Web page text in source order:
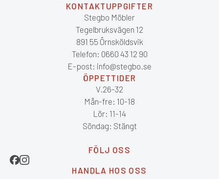
KONTAKTUPPGIFTER
Stegbo Möbler
Tegelbruksvägen 12
891 55 Örnsköldsvik
Telefon: 0660 43 12 90
E-post: info@stegbo.se
ÖPPETTIDER
V.26-32
Mån-fre: 10-18
Lör: 11-14
Söndag: Stängt
FÖLJ OSS
HANDLA HOS OSS